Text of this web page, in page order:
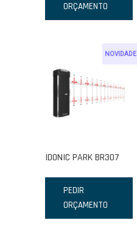
ORÇAMENTO
NOVIDADE
IDONIC PARK BR307
PEDIR
ORÇAMENTO